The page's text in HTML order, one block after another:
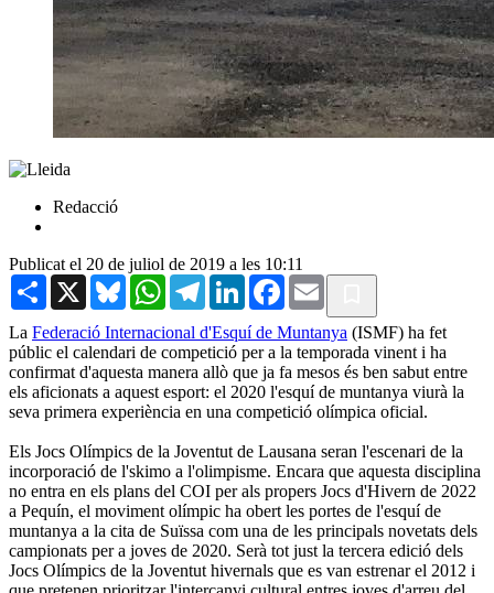
Redacció
Publicat el 20 de juliol de 2019 a les 10:11
Share X BlueskyWhatsAppTelegramLinkedInFacebook
Email
La Federació Internacional d'Esquí de Muntanya (ISMF) ha fet
públic el calendari de competició per a la temporada vinent i ha
confirmat d'aquesta manera allò que ja fa mesos és ben sabut entre
els aficionats a aquest esport: el 2020 l'esquí de muntanya viurà la
seva primera experiència en una competició olímpica oficial.
Els Jocs Olímpics de la Joventut de Lausana seran l'escenari de la
incorporació de l'skimo a l'olimpisme. Encara que aquesta disciplina
no entra en els plans del COI per als propers Jocs d'Hivern de 2022
a Pequín, el moviment olímpic ha obert les portes de l'esquí de
muntanya a la cita de Suïssa com una de les principals novetats dels
campionats per a joves de 2020. Serà tot just la tercera edició dels
Jocs Olímpics de la Joventut hivernals que es van estrenar el 2012 i